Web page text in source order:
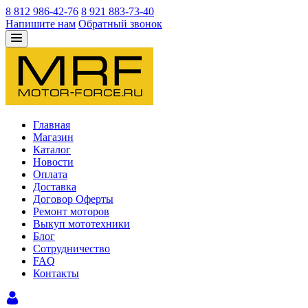
8 812 986-42-76 8 921 883-73-40
Напишите нам Обратный звонок
Главная
Магазин
Каталог
Новости
Оплата
Доставка
Договор Оферты
Ремонт моторов
Выкуп мототехники
Блог
Сотрудничество
FAQ
Контакты